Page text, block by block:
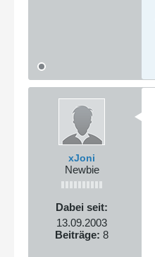
xJoni
Newbie
Dabei seit:
13.09.2003
Beiträge: 8